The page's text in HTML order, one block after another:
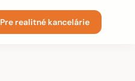
Pre realitné kancelárie